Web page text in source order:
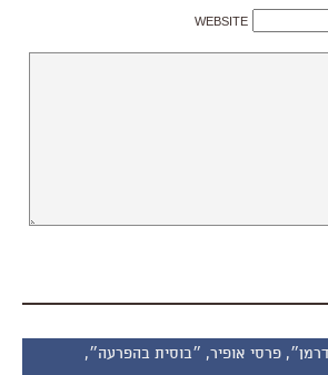
WEBSITE
505: ״ספיידרמן״, פרסי אופיר, ״בוסית בהפרעה״,